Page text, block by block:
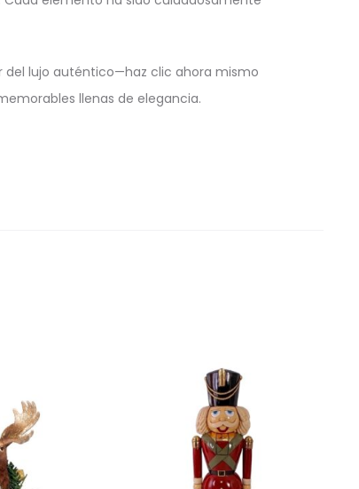
lujo auténtico—haz clic ahora mismo
llenas de elegancia.